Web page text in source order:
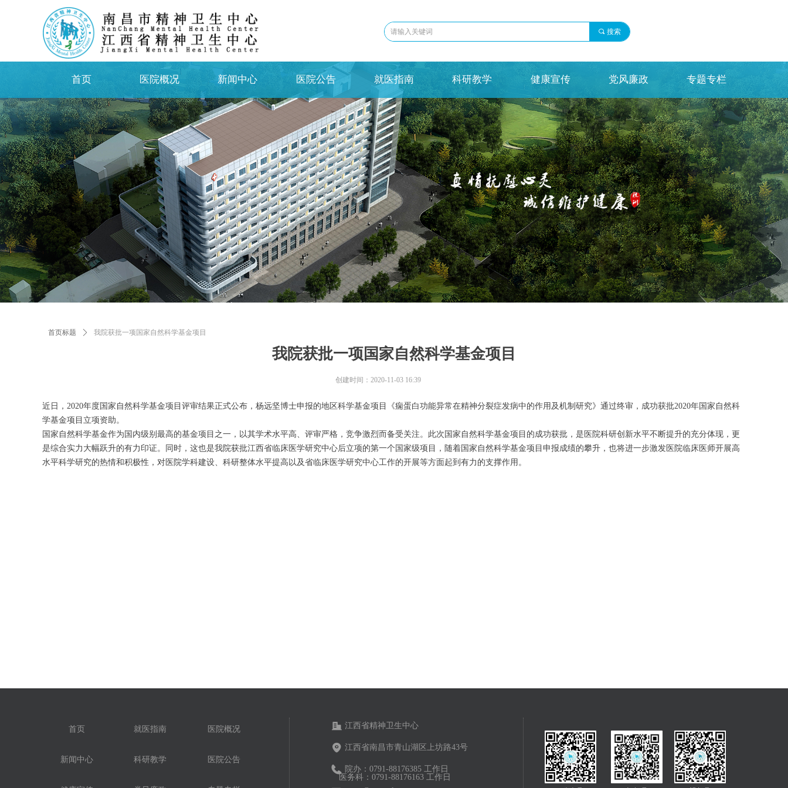
끠 搜索
首页
首页
医院概况
医院概况
新闻中心
新闻中心
医院公告
医院公告
就医指南
就医指南
科研教学
科研教学
健康宣传
健康宣传
党风廉政
党风廉政
专题专栏
专题专栏
我院获批一项国家自然科学基金项目
近日，2020年度国家自然科学基金项目评审结果正式公布，杨远坚博士申报的地区科学基金项目《痫蛋白功能异常在精神分裂症发病中的作用及机制研究》通过终审，成功获批2020年国家自然科
学基金项目立项资助。
国家自然科学基金作为国内级别最高的基金项目之一，以其学术水平高、评审严格，竞争激烈而备受关注。此次国家自然科学基金项目的成功获批，是医院科研创新水平不断提升的充分体现，更
是综合实力大幅跃升的有力印证。同时，这也是我院获批江西省临床医学研究中心后立项的第一个国家级项目，随着国家自然科学基金项目申报成绩的攀升，也将进一步激发医院临床医师开展高
水平科学研究的热情和积极性，对医院学科建设、科研整体水平提高以及省临床医学研究中心工作的开展等方面起到有力的支撑作用。
创建时间： 2020-11-03 16:39
首页标题 ꄲ 我院获批一项国家自然科学基金项目
江西省精神卫生中心
江西省南昌市青山湖区上坊路43号
院办：0791-88176385 工作日
首页 就医指南 医院概况
新闻中心 科研教学 医院公告
医务科：0791-88176163 工作日